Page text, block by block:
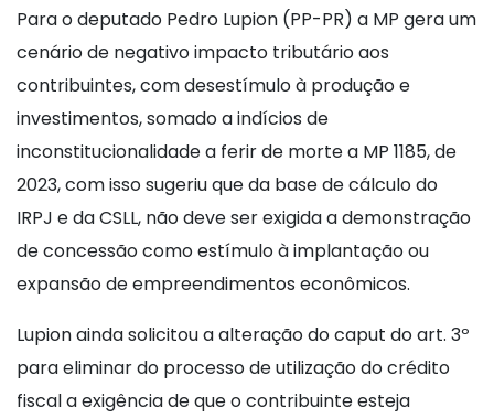
Para o deputado Pedro Lupion (PP-PR) a MP gera um
cenário de negativo impacto tributário aos
contribuintes, com desestímulo à produção e
investimentos, somado a indícios de
inconstitucionalidade a ferir de morte a MP 1185, de
2023, com isso sugeriu que da base de cálculo do
IRPJ e da CSLL, não deve ser exigida a demonstração
de concessão como estímulo à implantação ou
expansão de empreendimentos econômicos.
Lupion ainda solicitou a alteração do caput do art. 3º
para eliminar do processo de utilização do crédito
fiscal a exigência de que o contribuinte esteja